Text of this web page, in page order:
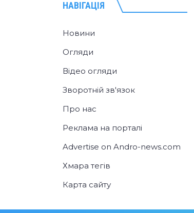
НАВІГАЦІЯ
Новини
Огляди
Відео огляди
Зворотній зв'язок
Про нас
Реклама на порталі
Advertise on Andro-news.com
Хмара тегів
Карта сайту